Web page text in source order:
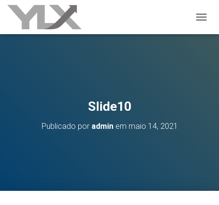
Slide10
Publicado por adminem maio 14, 2021